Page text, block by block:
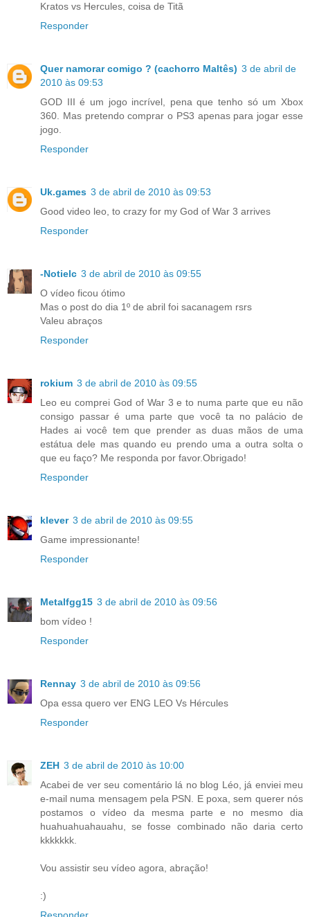
Kratos vs Hercules, coisa de Titã
Responder
Quer namorar comigo ? (cachorro Maltês) 3 de abril de
2010 às 09:53
GOD III é um jogo incrível, pena que tenho só um Xbox
360. Mas pretendo comprar o PS3 apenas para jogar esse
jogo.
Responder
Uk.games 3 de abril de 2010 às 09:53
Good video leo, to crazy for my God of War 3 arrives
Responder
-Notielc 3 de abril de 2010 às 09:55
O vídeo ficou ótimo
Mas o post do dia 1º de abril foi sacanagem rsrs
Valeu abraços
Responder
rokium 3 de abril de 2010 às 09:55
Leo eu comprei God of War 3 e to numa parte que eu não
consigo passar é uma parte que você ta no palácio de
Hades ai você tem que prender as duas mãos de uma
estátua dele mas quando eu prendo uma a outra solta o
que eu faço? Me responda por favor.Obrigado!
Responder
klever 3 de abril de 2010 às 09:55
Game impressionante!
Responder
Metalfgg15 3 de abril de 2010 às 09:56
bom vídeo !
Responder
Rennay 3 de abril de 2010 às 09:56
Opa essa quero ver ENG LEO Vs Hércules
Responder
ZEH 3 de abril de 2010 às 10:00
Acabei de ver seu comentário lá no blog Léo, já enviei meu
e-mail numa mensagem pela PSN. E poxa, sem querer nós
postamos o vídeo da mesma parte e no mesmo dia
huahuahuahauahu, se fosse combinado não daria certo
kkkkkkk.
Vou assistir seu vídeo agora, abração!
:)
Responder